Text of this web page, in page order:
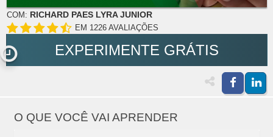
COM: RICHARD PAES LYRA JUNIOR
EM 1226 AVALIAÇÕES
EXPERIMENTE GRÁTIS
O QUE VOCÊ VAI APRENDER